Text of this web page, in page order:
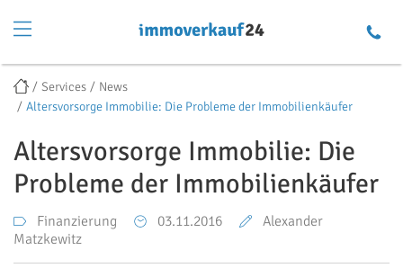
Services
News
Altersvorsorge Immobilie: Die Probleme der Immobilienkäufer
Altersvorsorge Immobilie: Die
Probleme der Immobilienkäufer
Finanzierung 03.11.2016
Alexander
Matzkewitz